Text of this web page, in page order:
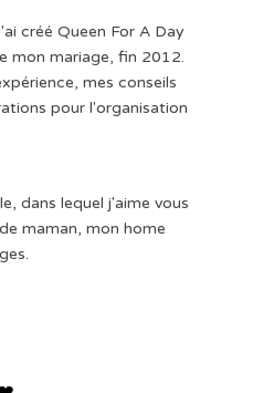
créé Queen For A Day
mon mariage, fin 2012.
mes conseils
pour l'organisation
dans lequel j'aime vous
maman, mon home